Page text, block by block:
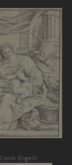
zwei Engeln